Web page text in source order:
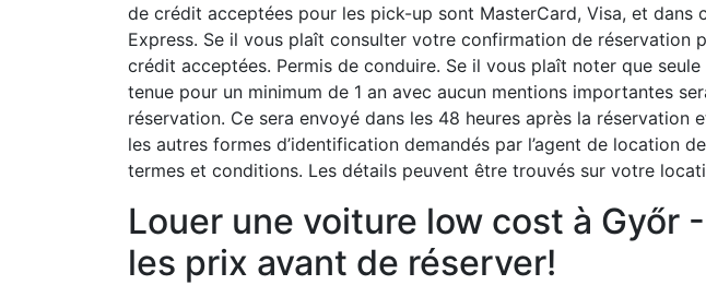
de crédit acceptées pour les pick-up sont MasterCard, Visa, et dans
Express. Se il vous plaît consulter votre confirmation de réservation
crédit acceptées. Permis de conduire. Se il vous plaît noter que
tenue pour un minimum de 1 an avec aucun mentions importantes
réservation. Ce sera envoyé dans les 48 heures après la réservation
les autres formes d’identification demandés par l’agent de location
termes et conditions. Les détails peuvent être trouvés sur votre
Louer une voiture low cost à Győr
les prix avant de réserver!